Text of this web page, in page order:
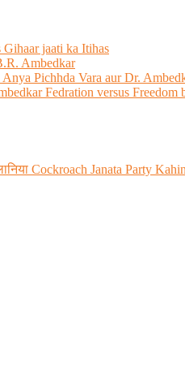
Gihaar jaati ka Itihas
Ambedkar
Pichhda Vara aur Dr.
Fedration versus
Cockroach Janata Party